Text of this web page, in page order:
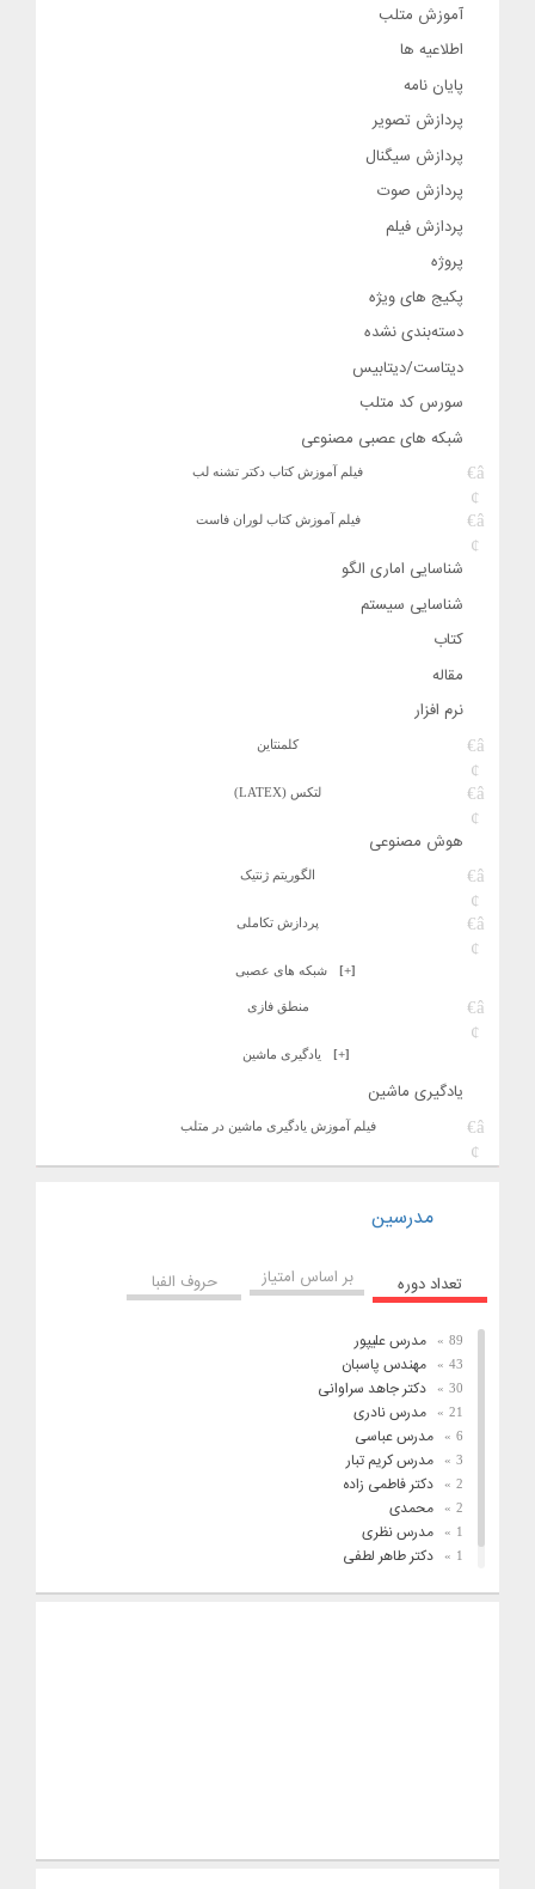
آموزش متلب
اطلاعیه ها
پایان نامه
پردازش تصویر
پردازش سیگنال
پردازش صوت
پردازش فیلم
پروژه
پکیج های ویژه
دسته‌بندی نشده
دیتاست/دیتابیس
سورس کد متلب
شبکه های عصبی مصنوعی
فیلم آموزش کتاب دکتر تشنه لب
فیلم آموزش کتاب لوران فاست
شناسایی اماری الگو
شناسایی سیستم
کتاب
مقاله
نرم افزار
کلمنتاین
لتکس (LATEX)
هوش مصنوعی
الگوریتم ژنتیک
پردازش تکاملی
[+] شبکه های عصبی
منطق فازی
[+] یادگیری ماشین
یادگیری ماشین
فیلم آموزش یادگیری ماشین در متلب
مدرسین
تعداد دوره بر اساس امتیاز حروف الفبا
89 مدرس علیپور
43 مهندس پاسبان
30 دکتر جاهد سراوانی
21 مدرس نادری
6 مدرس عباسی
3 مدرس کریم تبار
2 دکتر فاطمی زاده
2 محمدی
1 مدرس نظری
1 دکتر طاهر لطفی